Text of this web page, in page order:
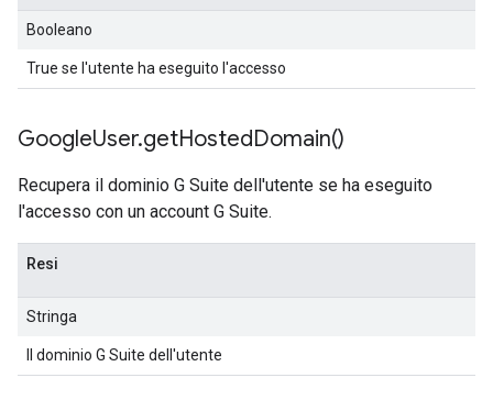
Booleano
True se l'utente ha eseguito l'accesso
GoogleUser.getHostedDomain()
Recupera il dominio G Suite dell'utente se ha eseguito
l'accesso con un account G Suite.
Resi
Stringa
Il dominio G Suite dell'utente